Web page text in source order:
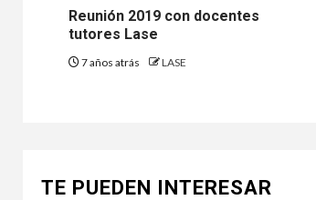
Reunión 2019 con docentes
tutores Lase
7 años atrás LASE
TE PUEDEN INTERESAR